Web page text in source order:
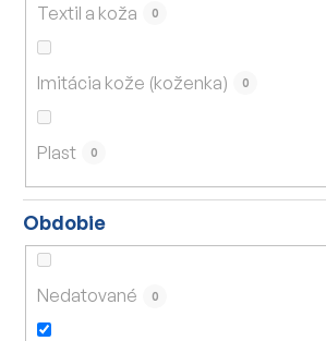
Textil a koža 0
Imitácia kože (koženka) 0
Plast 0
Obdobie
Nedatované 0